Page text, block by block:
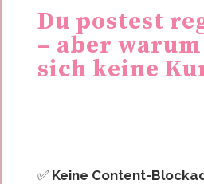
Du postest
– aber
sich keine
✅ Keine Content-